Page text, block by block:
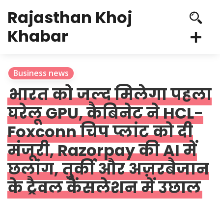
Rajasthan Khoj
Khabar
Business news
भारत को जल्द मिलेगा पहला
घरेलू GPU, कैबिनेट ने HCL-
Foxconn चिप प्लांट को दी
मंजूरी, Razorpay की AI में
छलांग, तुर्की और अज़रबैजान
के ट्रैवल कैंसलेशन में उछाल